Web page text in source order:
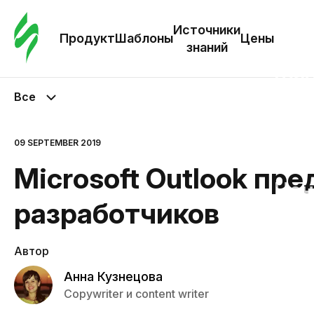
ПродуктШаблоны
Источники
знаний
Цены
Все
09 SEPTEMBER 2019
Microsoft Outlook
разработчиков
Автор
Анна Кузнецова
Copywriter и content writer